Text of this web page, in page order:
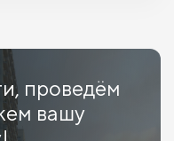
проведём
вашу